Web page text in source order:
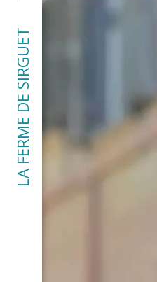
LA FERME DE SIRGUET